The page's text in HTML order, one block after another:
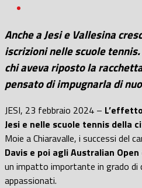
Anche a Jesi e Vallesina
iscrizioni nelle scuole
chi aveva riposto la
pensato di impugnarla di
JESI, 23 febbraio 2024 –
Jesi e nelle scuole tennis della
Moie a Chiaravalle, i successi del
Davis e poi agli Australian
un impatto importante in grado di
appassionati.